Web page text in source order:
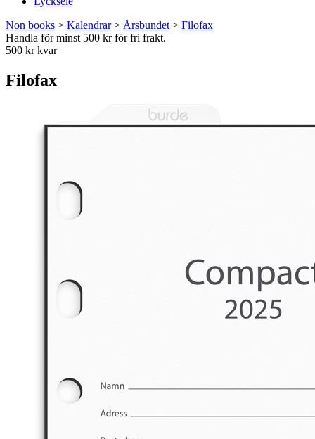
Non books > Kalendrar> Årsbundet > Filofax
Handla för minst 500 kr för fri frakt.
500 kr kvar
Filofax